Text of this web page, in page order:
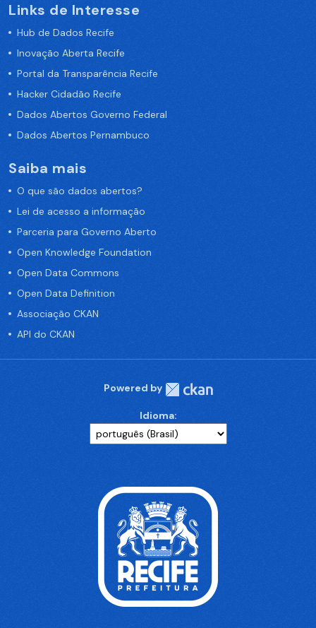
Links de Interesse
Hub de Dados Recife
Inovação Aberta Recife
Portal da Transparência Recife
Hacker Cidadão Recife
Dados Abertos Governo Federal
Dados Abertos Pernambuco
Saiba mais
O que são dados abertos?
Lei de acesso a informação
Parceria para Governo Aberto
Open Knowledge Foundation
Open Data Commons
Open Data Definition
Associação CKAN
API do CKAN
Powered by
Idioma